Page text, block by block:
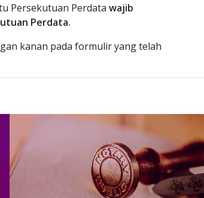
Persekutuan Perdata wajib
Perdata.
kanan pada formulir yang telah